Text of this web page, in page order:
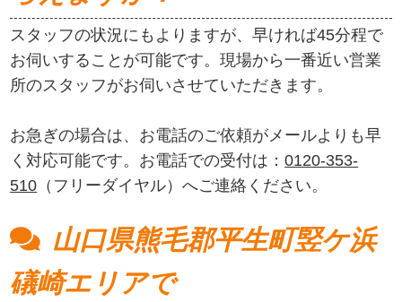
スタッフの状況にもよりますが、早ければ45分程で
お伺いすることが可能です。現場から一番近い営業
所のスタッフがお伺いさせていただきます。
お急ぎの場合は、お電話のご依頼がメールよりも早
く対応可能です。お電話での受付は：0120-353-
510 （フリーダイヤル）へご連絡ください。
山口県熊毛郡平生町竪ケ浜
礒崎エリアで